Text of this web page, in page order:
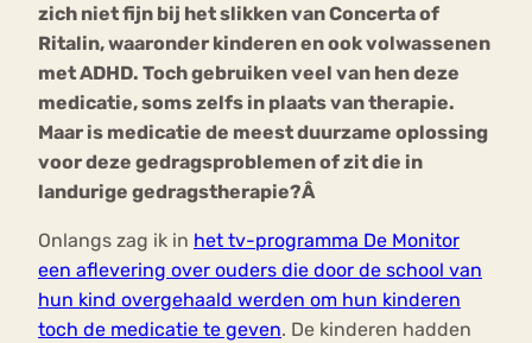
zich niet fijn bij het slikken van Concerta of
Ritalin, waaronder kinderen en ook volwassenen
met ADHD. Toch gebruiken veel van hen deze
medicatie, soms zelfs in plaats van therapie.
Maar is medicatie de meest duurzame oplossing
voor deze gedragsproblemen of zit die in
landurige gedragstherapie?Â
Onlangs zag ik in het tv-programma De Monitor
een aflevering over ouders die door de school van
hun kind overgehaald werden om hun kinderen
toch de medicatie te geven. De kinderen hadden